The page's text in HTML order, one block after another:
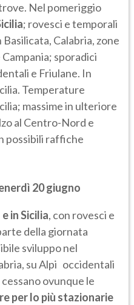
Nel pomeriggio
; rovesci e temporali
Calabria, zone
sporadici
e Friulane. In
Temperature
massime in ulteriore
al Centro-Nord e
possibili raffiche
20 giugno
in Sicilia, con rovesci e
della giornata
sviluppo nel
su Alpi occidentali
ovunque le
per lo più stazionarie